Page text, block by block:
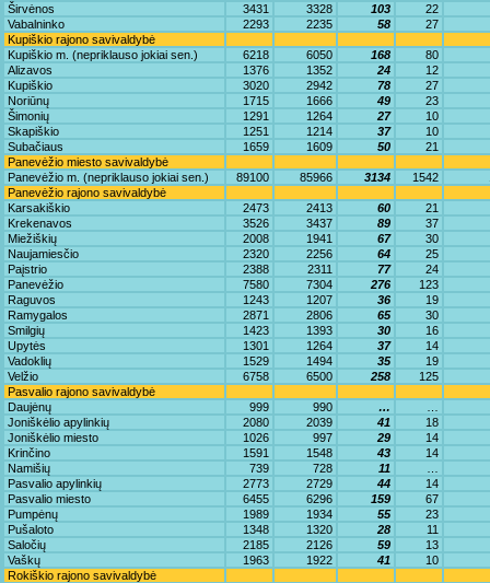
Širvėnos 3431 3328 103
22
Vabalninko
2293 2235 58
27
Kupiškio rajono savivaldybė
Kupiškio m. (nepriklauso jokiai sen.)
6218 6050 168
80
Alizavos
1376 1352 24
12
Kupiškio
3020 2942 78
27
Noriūnų
1715 1666 49
23
Šimonių
1291 1264 27
10
Skapiškio
1251 1214 37
10
Subačiaus
1659 1609 50
21
Panevėžio miesto savivaldybė
Panevėžio m. (nepriklauso jokiai sen.)
89100 85966 3134 1542
Panevėžio rajono savivaldybė
Karsakiškio
2473 2413 60
21
Krekenavos
3526 3437 89
37
Miežiškių
2008 1941 67
30
Naujamiesčio
2320 2256 64
25
Paįstrio
2388 2311 77
24
Panevėžio
7580 7304 276
123
Raguvos
1243 1207 36
19
Ramygalos
2871 2806 65
30
Smilgių
1423 1393 30
16
Upytės
1301 1264 37
14
Vadoklių
1529 1494 35
19
Velžio
6758 6500 258
125
Pasvalio rajono savivaldybė
Daujėnų
999 990 …
Joniškėlio apylinkių
2080 2039 41
18
Joniškėlio miesto
1026 997 29
14
Krinčino
1591 1548 43
14
Namišių
739 728 11
Pasvalio apylinkių
2773 2729 44
14
Pasvalio miesto
6455 6296 159
67
Pumpėnų
1989 1934 55
23
Pušaloto
1348 1320 28
11
Saločių
2185 2126 59
13
Vaškų
1963 1922 41
10
Rokiškio rajono savivaldybė